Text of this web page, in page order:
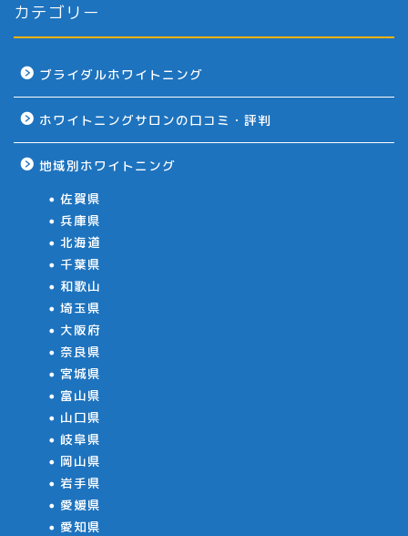
カテゴリー
ブライダルホワイトニング
ホワイトニングサロンの口コミ・評判
地域別ホワイトニング
佐賀県
兵庫県
北海道
千葉県
和歌山
埼玉県
大阪府
奈良県
宮城県
富山県
山口県
岐阜県
岡山県
岩手県
愛媛県
愛知県